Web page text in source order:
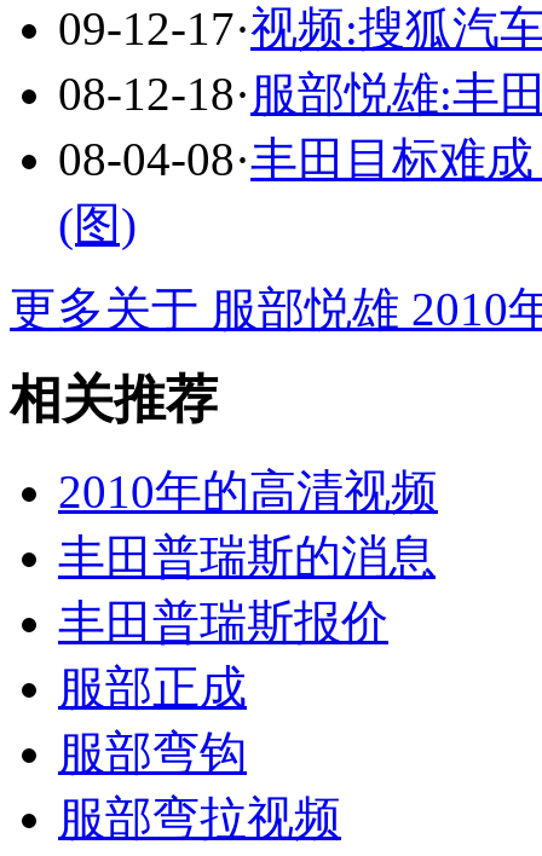
09-12-17·视频:搜狐汽
08-12-18·服部悦雄:丰
08-04-08·丰田目标难
(图)
更多关于 服部悦雄 2010
相关推荐
2010年的高清视频
丰田普瑞斯的消息
丰田普瑞斯报价
服部正成
服部弯钩
服部弯拉视频